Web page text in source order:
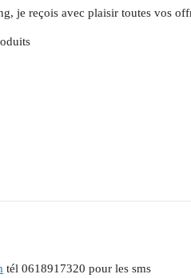
je reçois avec plaisir toutes vos
tél 0618917320 pour les sms